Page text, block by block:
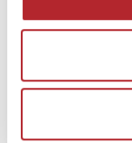
TOP 100